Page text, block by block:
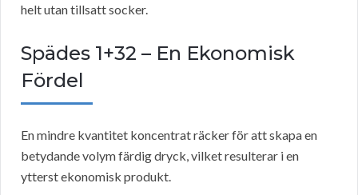
helt utan tillsatt socker.
Spädes 1+32 – En Ekonomisk
Fördel
En mindre kvantitet koncentrat räcker för att skapa en
betydande volym färdig dryck, vilket resulterar i en
ytterst ekonomisk produkt.